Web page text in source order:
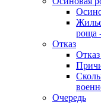
роща
Отказ
Очередь